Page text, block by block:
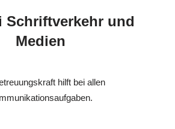
Schriftverkehr und
Medien
hilft bei allen